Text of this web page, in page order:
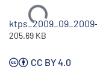
Ladataan...
205.69 KB
CC BY 4.0